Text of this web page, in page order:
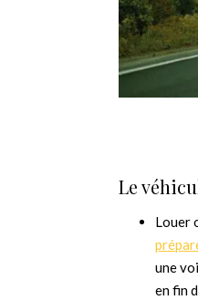
Le
Louer
une
en fin